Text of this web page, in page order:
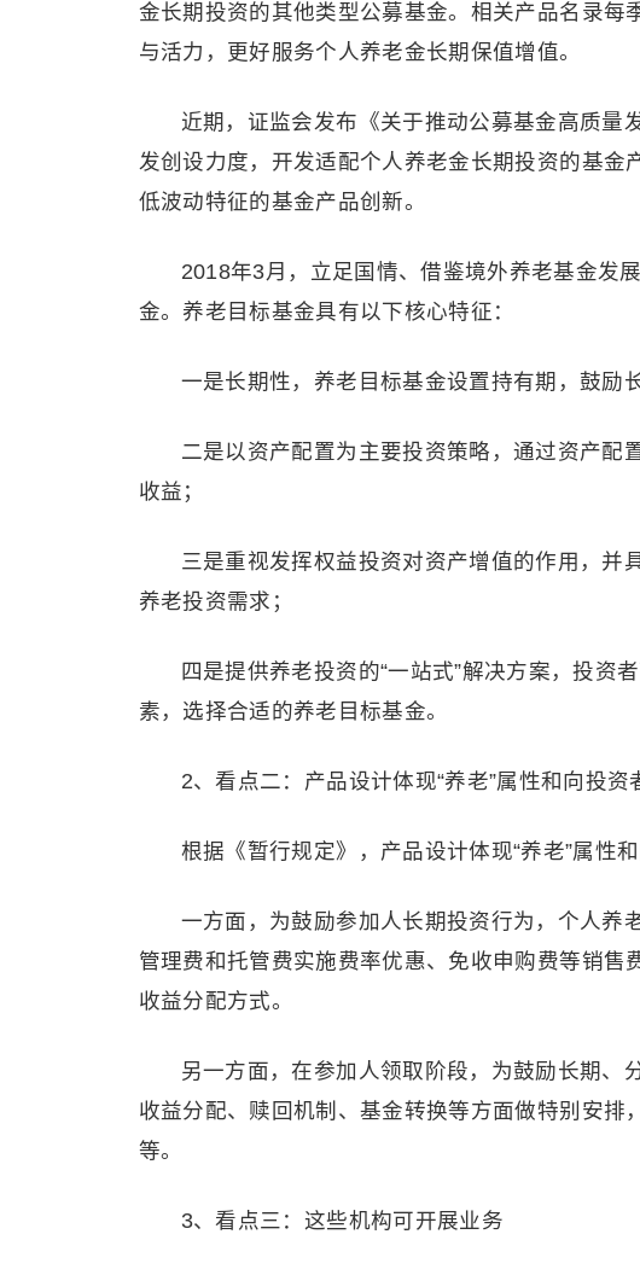
金长期投资的其他类型公募基金。相关产品名录
与活力，更好服务个人养老金长期保值增值。
近期，证监会发布《关于推动公募基金高质量
发创设力度，开发适配个人养老金长期投资的基金
低波动特征的基金产品创新。
2018年3月，立足国情、借鉴境外养老基金发
金。养老目标基金具有以下核心特征：
一是长期性，养老目标基金设置持有期，鼓励
二是以资产配置为主要投资策略，通过资产配
收益；
三是重视发挥权益投资对资产增值的作用，并
养老投资需求；
四是提供养老投资的“一站式”解决方案，投资
素，选择合适的养老目标基金。
2、看点二：产品设计体现“养老”属性和向投资
根据《暂行规定》，产品设计体现“养老”属性
一方面，为鼓励参加人长期投资行为，个人养
管理费和托管费实施费率优惠、免收申购费等销
收益分配方式。
另一方面，在参加人领取阶段，为鼓励长期、
收益分配、赎回机制、基金转换等方面做特别安排
等。
3、看点三：这些机构可开展业务